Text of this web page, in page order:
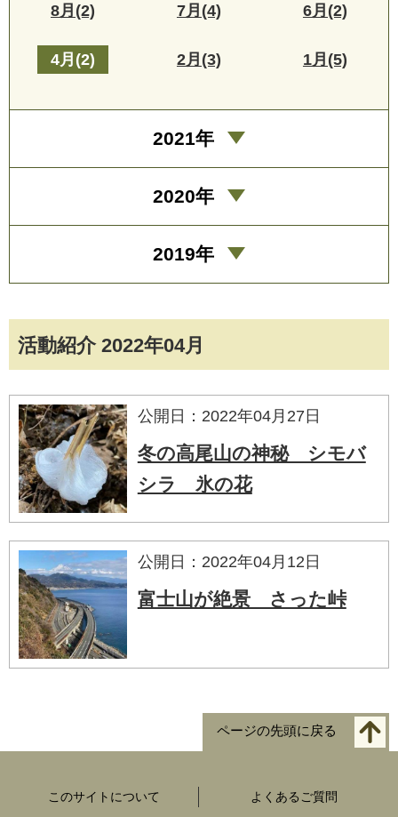
活動紹介 2022年04月
公開日：2022年04月27日
冬の高尾山の神秘 シモバ
シラ 氷の花
公開日：2022年04月12日
富士山が絶景 さった峠
8月(2) 7月(4) 6月(2)
4月(2) 2月(3) 1月(5)
2021年
2020年
2019年
ページの先頭に戻る
このサイトについて よくあるご質問